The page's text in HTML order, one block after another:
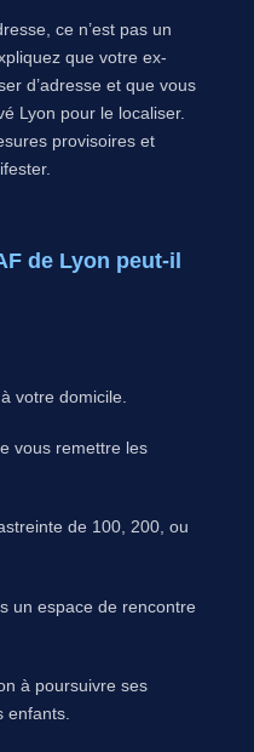
ce n’est pas un
que votre ex-
d’adresse et que vous
Lyon pour le localiser.
provisoires et
de Lyon peut-il
votre domicile.
vous remettre les
de 100, 200, ou
un espace de rencontre
à poursuivre ses
enfants.